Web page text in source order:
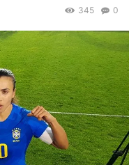
0
345